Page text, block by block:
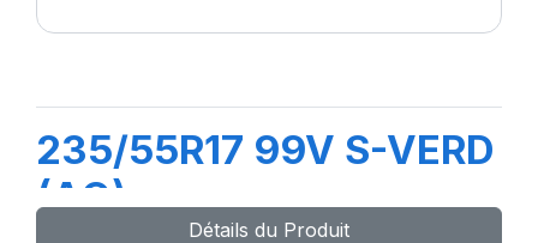
235/55R17 99V S-VERD
(AO)
Détails du Produit